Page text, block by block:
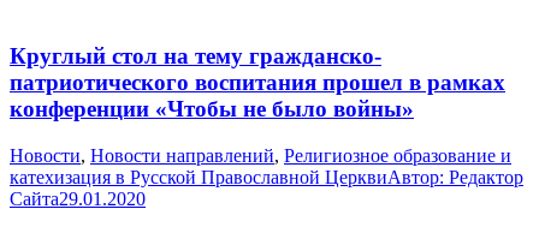
Круглый стол на тему гражданско-
патриотического воспитания прошел в рамках
конференции «Чтобы не было войны»
Новости, Новости направлений, Религиозное образование и
катехизация в Русской Православной ЦерквиАвтор: Редактор
Сайта29.01.2020